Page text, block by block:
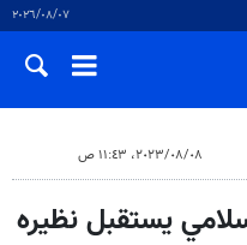
٠٧‏/٠٨‏/٢٠٢٦
٠٨‏/٠٨‏/٢٠٢٣، ١١:٤٣ ص
يستقبل نظيره